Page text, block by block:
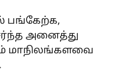
பங்கேற்க,
அனைத்து
மாநிலங்களவை